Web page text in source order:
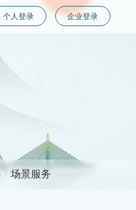
个人登录 企业登录
场景服务